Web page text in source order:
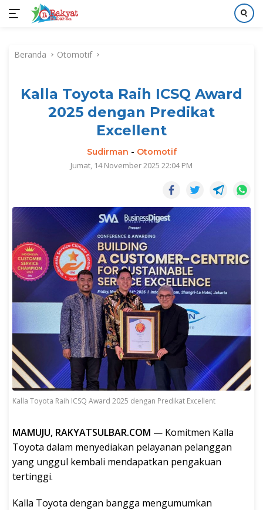
kontenBeranda Otomotif
Kalla Toyota Raih ICSQ Award
2025 dengan Predikat
Excellent
Sudirman - Otomotif
Jumat, 14 November 2025 22:04 PM
Kalla Toyota Raih ICSQ Award 2025 dengan Predikat Excellent
MAMUJU, RAKYATSULBAR.COM — Komitmen Kalla
Toyota dalam menyediakan pelayanan pelanggan
yang unggul kembali mendapatkan pengakuan
tertinggi.
Kalla Toyota dengan bangga mengumumkan